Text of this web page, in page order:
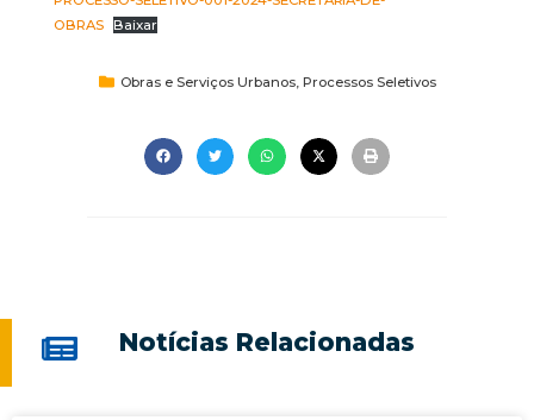
OBRAS
Baixar
Obras e Serviços Urbanos, Processos Seletivos
Notícias Relacionadas